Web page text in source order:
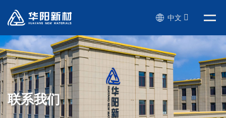
中文
联系我们